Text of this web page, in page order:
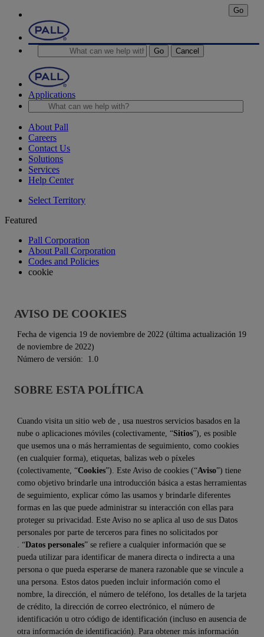
Go Cancel
Applications
Go
About Pall
Careers
Contact Us
Solutions
Services
Help Center
Select Territory
Featured
Pall Corporation
About Pall Corporation
Codes and Policies
cookie
AVISO DE COOKIES
Fecha de vigencia 19 de noviembre de 2022 (última actualización 19
de noviembre de 2022)
Número de versión: 1.0
SOBRE ESTA POLÍTICA
Cuando visita un sitio web de
, usa nuestros servicios basados en la
nube o aplicaciones móviles (colectivamente, “Sitios”), es posible
que usemos una o más herramientas de seguimiento, como cookies
(en cualquier forma), etiquetas, balizas web o píxeles
(colectivamente, “Cookies”). Este Aviso de cookies (“Aviso”) tiene
como objetivo brindarle una introducción básica a estas herramientas
de seguimiento, explicar cómo las usamos y brindarle diferentes
formas en las que puede administrar su interacción con ellas para
proteger su privacidad. Este Aviso no se aplica al uso de sus Datos
personales por parte de terceros para fines no solicitados por
. “Datos personales” se refiere a cualquier información que se
pueda utilizar para identificar de manera directa o indirecta a una
persona o que pueda esperarse de manera razonable que se vincule a
una persona. Estos datos pueden incluir información como el
nombre, la dirección, el número de teléfono, los detalles de la tarjeta
de crédito, la dirección de correo electrónico, el número de
identificación u otro código de identificación (incluso en ausencia de
otra información de identificación). Para obtener más información